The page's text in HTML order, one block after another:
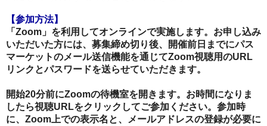
【参加方法】
「Zoom」を利用してオンラインで実施します。お申し込み
いただいた方には、募集締め切り後、開催前日までにパス
マーケットのメール送信機能を通じてZoom視聴用のURL
リンクとパスワードを送らせていただきます。
開始20分前にZoomの待機室を開きます。お時間になりま
したら視聴URLをクリックしてご参加ください。参加時
に、Zoom上での表示名と、メールアドレスの登録が必要に